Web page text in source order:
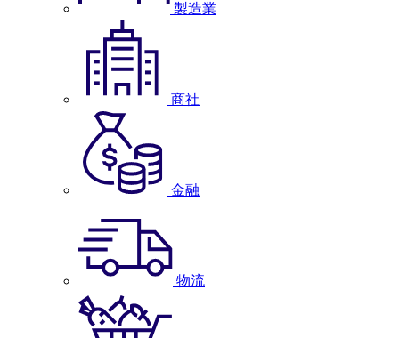
製造業
商社
金融
物流